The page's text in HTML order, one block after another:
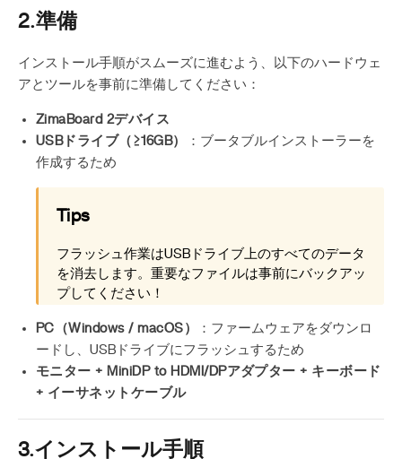
2.準備
インストール手順がスムーズに進むよう、以下のハードウェ
アとツールを事前に準備してください：
ZimaBoard 2デバイス
USBドライブ（≥16GB）
：ブータブルインストーラーを
作成するため
Tips
フラッシュ作業はUSBドライブ上のすべてのデータ
を消去します。重要なファイルは事前にバックアッ
プしてください！
PC（Windows / macOS）
：ファームウェアをダウンロ
ードし、USBドライブにフラッシュするため
モニター + MiniDP to HDMI/DPアダプター + キーボード
+ イーサネットケーブル
3.インストール手順